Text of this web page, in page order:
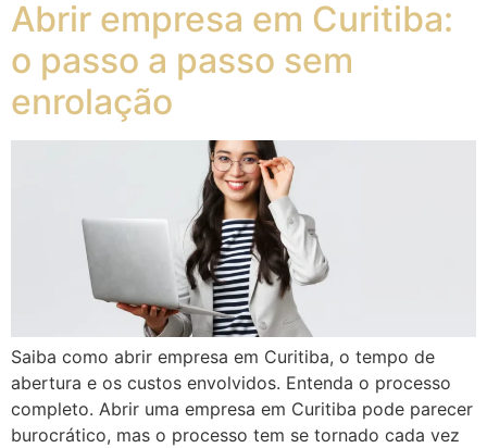
Abrir empresa em Curitiba:
o passo a passo sem
enrolação
Saiba como abrir empresa em Curitiba, o tempo de
abertura e os custos envolvidos. Entenda o processo
completo. Abrir uma empresa em Curitiba pode parecer
burocrático, mas o processo tem se tornado cada vez